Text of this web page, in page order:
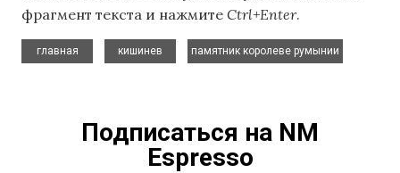
фрагмент текста и нажмите Ctrl+Enter.
главная
кишинев
памятник королеве румынии
Подписаться на NM
Espresso